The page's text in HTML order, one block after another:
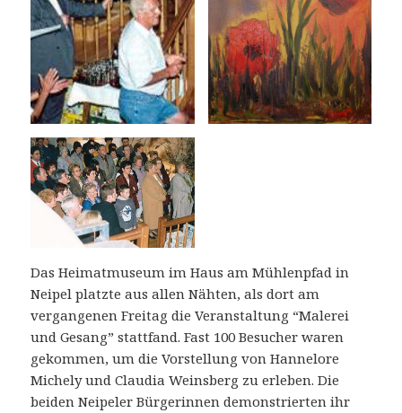
Das Heimatmuseum im Haus am Mühlenpfad in
Neipel platzte aus allen Nähten, als dort am
vergangenen Freitag die Veranstaltung “Malerei
und Gesang” stattfand. Fast 100 Besucher waren
gekommen, um die Vorstellung von Hannelore
Michely und Claudia Weinsberg zu erleben. Die
beiden Neipeler Bürgerinnen demonstrierten ihr